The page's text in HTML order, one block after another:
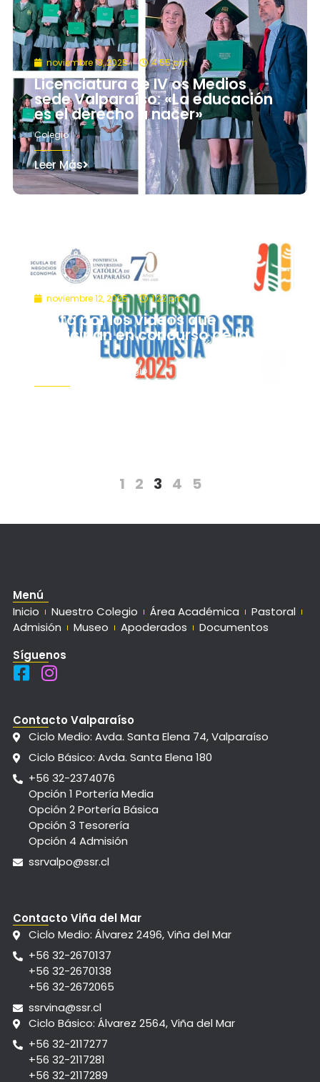
noviembre 13, 2025 4:55 pm
Licenciatura de IV os Medios
sede Valparaíso: «La educación
es el derecho a nacer»
Colegio
Leer Más
noviembre 12, 2025 1:22 pm
¡Vota por los videos que
participan en concurso de la
Colegio
1 2 3 4 5
Menú
Inicio
Nuestro Colegio Área Académica
Pastoral
Admisión
Museo Apoderados
Documentos
Síguenos
Contacto Valparaíso
Ciclo Medio: Avda. Santa Elena 74, Valparaíso
Ciclo Básico: Avda. Santa Elena 180
+56 32-2374076
Opción 1 Portería Media
Opción 2 Portería Básica
Opción 3 Tesorería
Opción 4 Admisión
ssrvalpo@ssr.cl
Contacto Viña del Mar
Ciclo Medio: Álvarez 2496, Viña del Mar
+56 32-2670137
+56 32-2670138
+56 32-2672065
ssrvina@ssr.cl
Ciclo Básico: Álvarez 2564, Viña del Mar
+56 32-2117277
+56 32-2117281
+56 32-2117289